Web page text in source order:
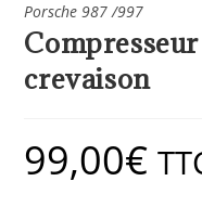
Porsche 987 /997
crevaison
99,00€